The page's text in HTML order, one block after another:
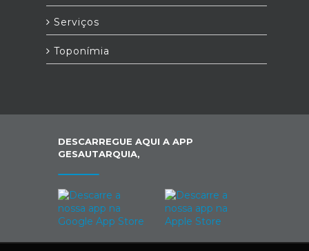
Serviços
Toponímia
DESCARREGUE AQUI A APP
GESAUTARQUIA,